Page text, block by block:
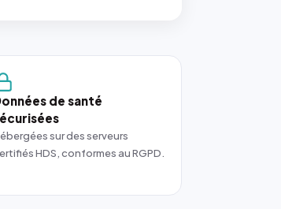
de santé
sur des serveurs
HDS, conformes au RGPD.